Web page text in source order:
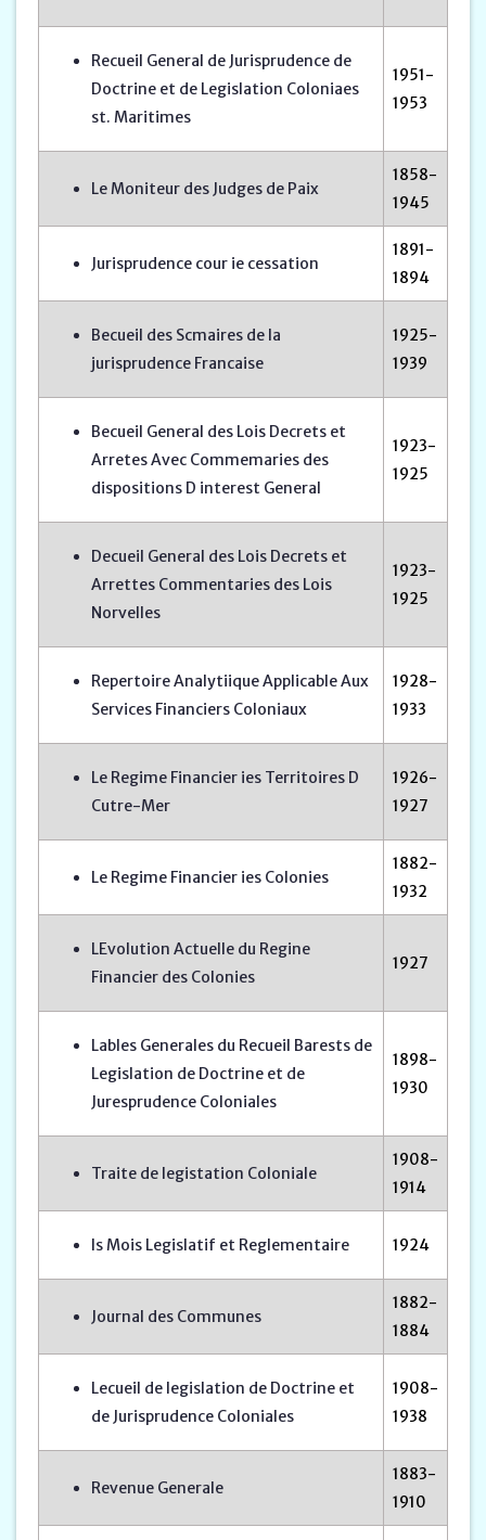
Recueil General de Jurisprudence de
Doctrine et de Legislation Coloniaes
st. Maritimes
1951-
1953
Le Moniteur des Judges de Paix
1858-
1945
Jurisprudence cour ie cessation
1891-
1894
Becueil des Scmaires de la
jurisprudence Francaise
1925-
1939
Becueil General des Lois Decrets et
Arretes Avec Commemaries des
dispositions D interest General
1923-
1925
Decueil General des Lois Decrets et
Arrettes Commentaries des Lois
Norvelles
1923-
1925
Repertoire Analytiique Applicable Aux
Services Financiers Coloniaux
1928-
1933
Le Regime Financier ies Territoires D
Cutre-Mer
1926-
1927
Le Regime Financier ies Colonies
1882-
1932
LEvolution Actuelle du Regine
Financier des Colonies
1927
Lables Generales du Recueil Barests de
Legislation de Doctrine et de
Juresprudence Coloniales
1898-
1930
Traite de legistation Coloniale
1908-
1914
Is Mois Legislatif et Reglementaire 1924
Journal des Communes
1882-
1884
Lecueil de legislation de Doctrine et
de Jurisprudence Coloniales
1908-
1938
Revenue Generale
1883-
1910